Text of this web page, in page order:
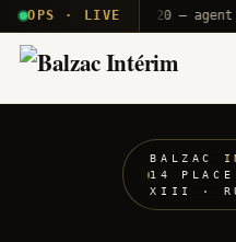
OPS · LIVE
T2E · B71 Push A320 — agent
BALZAC
14
XIII ·